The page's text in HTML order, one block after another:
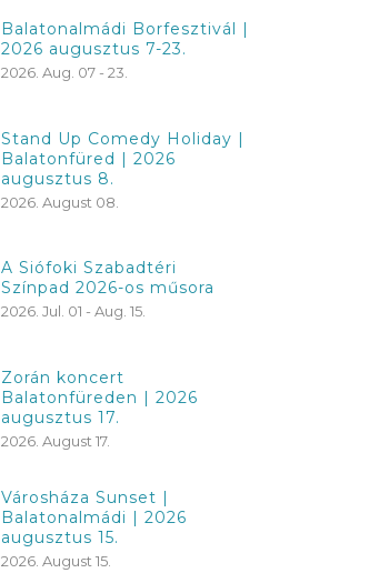
Balatonalmádi Borfesztivál |
2026 augusztus 7-23.
2026. Aug. 07 - 23.
Stand Up Comedy Holiday |
Balatonfüred | 2026
augusztus 8.
2026. August 08.
A Siófoki Szabadtéri
Színpad 2026-os műsora
2026. Jul. 01 - Aug. 15.
Zorán koncert
Balatonfüreden | 2026
augusztus 17.
2026. August 17.
Városháza Sunset |
Balatonalmádi | 2026
augusztus 15.
2026. August 15.